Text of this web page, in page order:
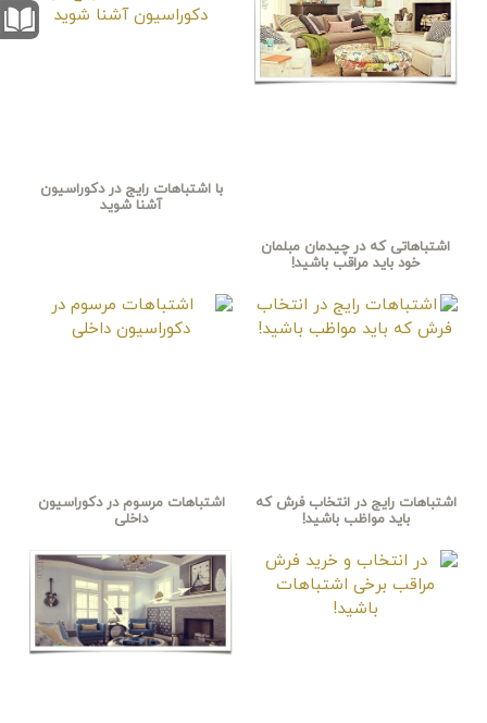
اشتباهاتی که در چیدمان مبلمان
خود باید مراقب باشید!
با اشتباهات رایج در دکوراسیون
آشنا شوید
اشتباهات رایج در انتخاب فرش که
باید مواظب باشید!
اشتباهات مرسوم در دکوراسیون
داخلی